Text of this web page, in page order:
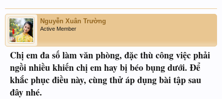
Nguyễn Xuân Trường
Active Member
Chị em đa số làm văn phòng, đặc thù công việc phải
ngồi nhiều khiến chị em hay bị béo bụng dưới. Để
khắc phục điều này, cùng thử áp dụng bài tập sau
đây nhé.